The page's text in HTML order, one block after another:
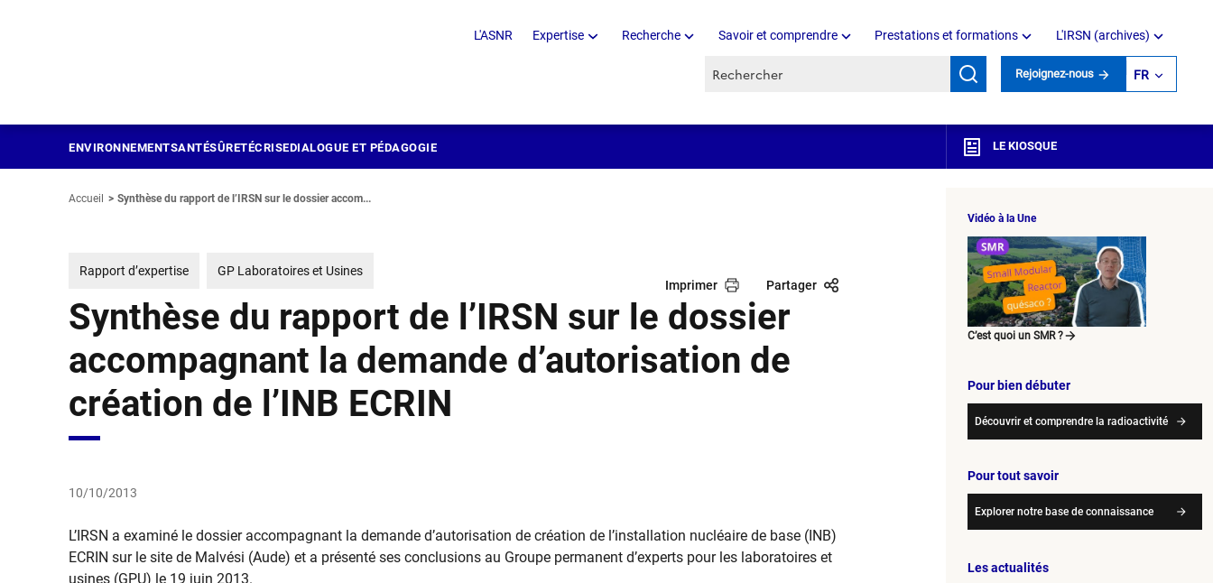
L'ASNR Expertise Recherche Savoir et comprendre Prestations et formations L'IRSN (archives)
Recherche par mots clés Rejoignez-nous FR
ENVIRONNEMENTSANTÉSÛRETÉCRISEDIALOGUE ET PÉDAGOGIE LE KIOSQUE
Accueil Synthèse du rapport de l’IRSN sur le dossier accom...
Imprimer Partager
Rapport d’expertise GP Laboratoires et Usines
Synthèse du rapport de l’IRSN sur le dossier
accompagnant la demande d’autorisation de
création de l’INB ECRIN
10/10/2013
L’IRSN a examiné le dossier accompagnant la demande d’autorisation de création de l’installation nucléaire de base (INB)
ECRIN sur le site de Malvési (Aude) et a présenté ses conclusions au Groupe permanent d’experts pour les laboratoires et
usines (GPU) le 19 juin 2013.
Vidéo à la Une
C’est quoi un SMR ?
Pour bien débuter
Découvrir et comprendre la radioactivité
Pour tout savoir
Explorer notre base de connaissance
Les actualités